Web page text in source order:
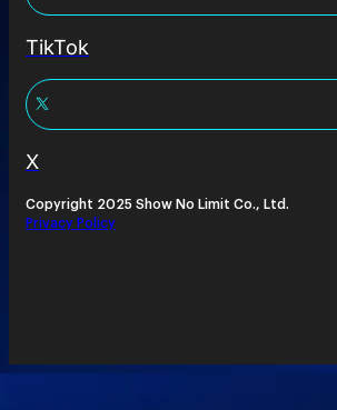
TikTok
X
Copyright 2025 Show No Limit Co., Ltd.
Privacy Policy